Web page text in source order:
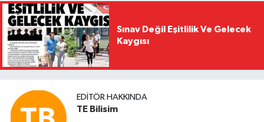
Sınav Değil Eşitlilik Ve Gelecek
Kaygısı
EDITÖR HAKKINDA
TE Bilisim